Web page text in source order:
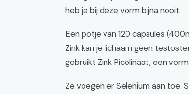
heb je bij deze vorm bijna nooit.
Een potje van 120 capsules
Zink kan je lichaam geen
gebruikt Zink Picolinaat, een
Ze voegen er Selenium aan toe.